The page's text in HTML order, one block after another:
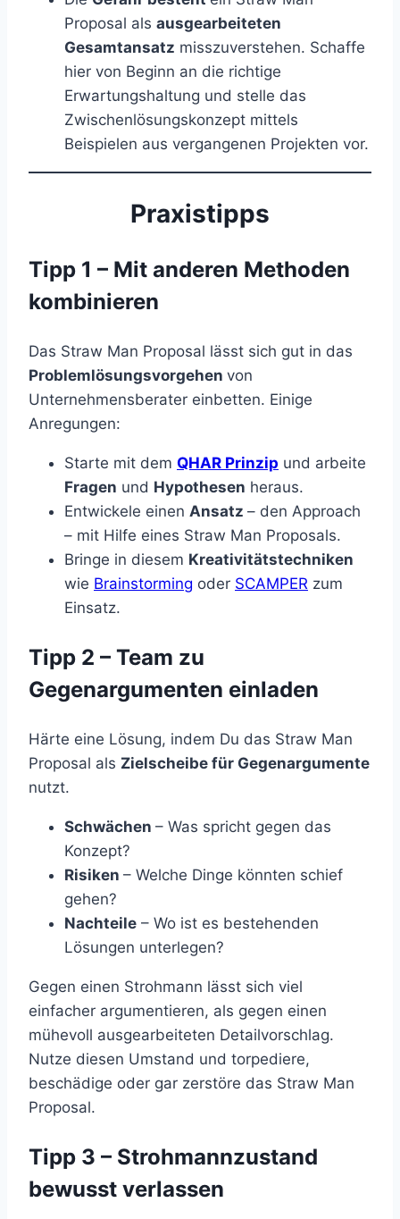
Proposal als ausgearbeiteten
Gesamtansatz misszuverstehen. Schaffe
hier von Beginn an die richtige
Erwartungshaltung und stelle das
Zwischenlösungskonzept mittels
Beispielen aus vergangenen Projekten vor.
Praxistipps
Tipp 1 – Mit anderen Methoden
kombinieren
Das Straw Man Proposal lässt sich gut in das
Problemlösungsvorgehen von
Unternehmensberater einbetten. Einige
Anregungen:
Starte mit dem QHAR Prinzip und arbeite
Fragen und Hypothesen heraus.
Entwickele einen Ansatz – den Approach
– mit Hilfe eines Straw Man Proposals.
Bringe in diesem Kreativitätstechniken
wie Brainstorming oder SCAMPER zum
Einsatz.
Tipp 2 – Team zu
Gegenargumenten einladen
Härte eine Lösung, indem Du das Straw Man
Proposal als Zielscheibe für Gegenargumente
nutzt.
Schwächen – Was spricht gegen das
Konzept?
Risiken – Welche Dinge könnten schief
gehen?
Nachteile – Wo ist es bestehenden
Lösungen unterlegen?
Gegen einen Strohmann lässt sich viel
einfacher argumentieren, als gegen einen
mühevoll ausgearbeiteten Detailvorschlag.
Nutze diesen Umstand und torpediere,
beschädige oder gar zerstöre das Straw Man
Proposal.
Tipp 3 – Strohmannzustand
bewusst verlassen